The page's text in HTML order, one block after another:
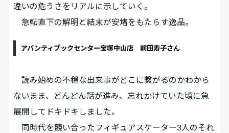
違いの危うさをリアルに示していく。
急転直下の解明と結末が安堵をもたらす逸品。
アバンティブックセンター宝塚中山店 前田寿子さん
読み始めの不穏な出来事がどこに繋がるのかわから
ないまま、どんどん話が進み、忘れかけていた頃に急
展開してドキドキしました。
同時代を競い合ったフィギュアスケーター3人のそれ